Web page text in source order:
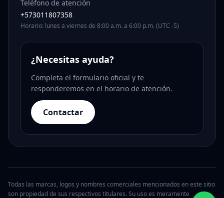
Teléfono de atención
+573011807358
Horario: lunes a viernes de 8:00 a.m. a 6:00 p.m. (UTC -5)
¿Necesitas ayuda?
Completa el formulario oficial y te
responderemos en el horario de atención.
Contactar
Todas las marcas, logos y nombres comerciales mencionados en este sitio
son propiedad de sus respectivos titulares. Su uso es meramente